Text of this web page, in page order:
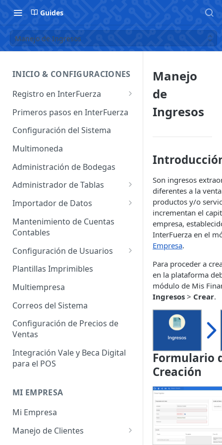
Guides
Manejo de Ingresos
INICIO & CONFIGURACIONES
Registro en InterFuerza
Iniciar Sesión en InterFuerza
Recuperar Contraseña
Cómo pagar en línea sus
Primeros pasos en InterFuerza
Configuración del Sistema
Multimoneda
Administración de Bodegas
Administrador de Tablas
Administrador de Tablas de
Clientes
Administrador de Tablas para
Administrador de Tablas para
CRM
Administrador de Tablas para
Impuestos
Inventario
Sistema
Administrador de Tablas de
Importador de Datos
Importador de Cuentas
Contables
Importador de Clientes
Importador de Proveedores
Importador de Productos
Importador de Activos Fijos
Importador de Lista de Precios
Importador de Ajuste de
Inventario
Importador de Prospectos
Cobrar
Importador de Cuentas por
Pagar
Mantenimiento de Cuentas
Contables
Configuración de Usuarios
Permisos de Usuarios
Usuarios Invitados
Perfil de Usuario
Cómo eliminar usuarios
Plantillas Imprimibles
Multiempresa
Correos del Sistema
Configuración de Precios de
Ventas
Integración Vale y Beca Digital
para el POS
MI EMPRESA
Mi Empresa
Manejo de Clientes
Manejo
de
Ingresos
Son ingresos
diferentes a la
productos y/o
incrementan el
empresa,
InterFuerza en el
Empresa.
Para proceder a
en la plataforma
módulo de Mis
Ingresos > Crear.
Formulario
Creación